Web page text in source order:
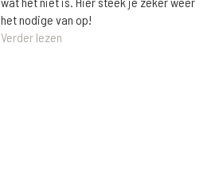
het nodige van op!
Verder lezen